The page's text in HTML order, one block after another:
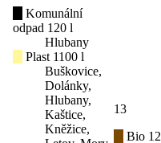
Komunální
odpad 120 l
Hlubany
Plast 1100 l
Buškovice,
Dolánky,
Hlubany,
Kaštice,
Kněžice,
13
Bio